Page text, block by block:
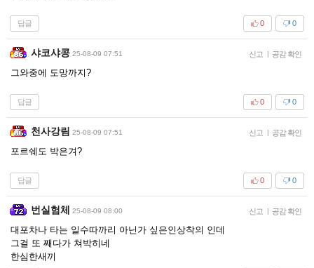
답글 0
0
샤코샤콩 25-08-09 07:51 신고 | 공감 확인
그와중에 도망까지?
답글 0
0
천사강림 25-08-09 07:51 신고 | 공감 확인
포르쉐도 박은겨?
답글 0
0
번실험체 25-08-09 08:00 신고 | 공감 확인
대포차나 타는 일수따까리 아닌가 싶은인상착의 인데
그걸 또 째다가 쳐박히네
한심한새끼